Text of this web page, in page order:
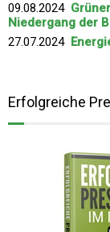
09.08.2024
Niedergang der
27.07.2024
Erfolgreiche